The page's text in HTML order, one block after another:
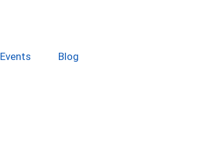
Events Blog